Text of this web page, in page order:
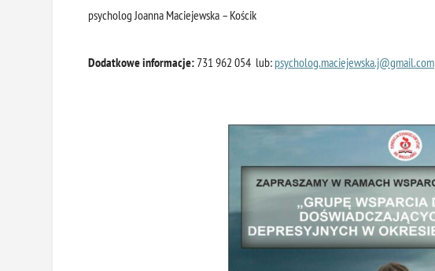
psycholog Joanna Maciejewska – Kościk
Dodatkowe informacje:731 962 054 lub: psycholog.maciejewska.j@gmail.com